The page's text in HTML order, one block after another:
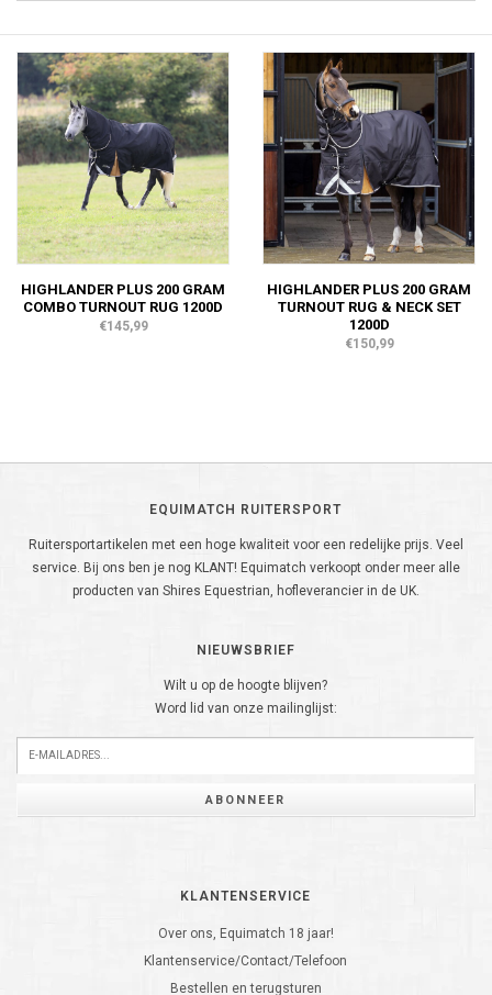
HIGHLANDER PLUS 200 GRAM
COMBO TURNOUT RUG 1200D
€145,99
HIGHLANDER PLUS 200 GRAM
TURNOUT RUG & NECK SET
1200D
€150,99
EQUIMATCH RUITERSPORT
Ruitersportartikelen met een hoge kwaliteit voor een redelijke prijs. Veel
service. Bij ons ben je nog KLANT! Equimatch verkoopt onder meer alle
producten van Shires Equestrian, hofleverancier in de UK.
NIEUWSBRIEF
Wilt u op de hoogte blijven?
Word lid van onze mailinglijst:
ABONNEER
KLANTENSERVICE
Over ons, Equimatch 18 jaar!
Klantenservice/Contact/Telefoon
Bestellen en terugsturen